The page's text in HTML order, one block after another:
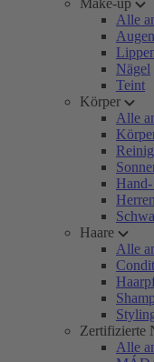
Make-up
Alle
Augen
Nägel
Teint
Körper
Alle
Herren
Haare
Alle
Zertifizierte
Alle